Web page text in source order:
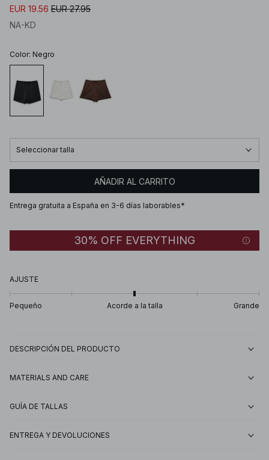
EUR 19.56 EUR 27.95
NA-KD
Color: Negro
Seleccionar talla
AÑADIR AL CARRITO
Entrega gratuita a España en 3-6 días laborables*
30% OFF EVERYTHING
AJUSTE
Pequeño Acorde a la talla Grande
DESCRIPCIÓN DEL PRODUCTO
MATERIALS AND CARE
GUÍA DE TALLAS
ENTREGA Y DEVOLUCIONES